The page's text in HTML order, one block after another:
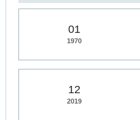
01
1970
12
2019